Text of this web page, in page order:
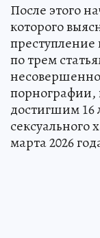
После этого
которого
преступление
по трем
порнографии,
достигшим 16
сексуального
марта 2026